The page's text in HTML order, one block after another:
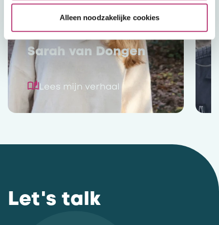
Alleen noodzakelijke cookies
Sarah van Dongen
Lees mijn verhaal
Let's talk